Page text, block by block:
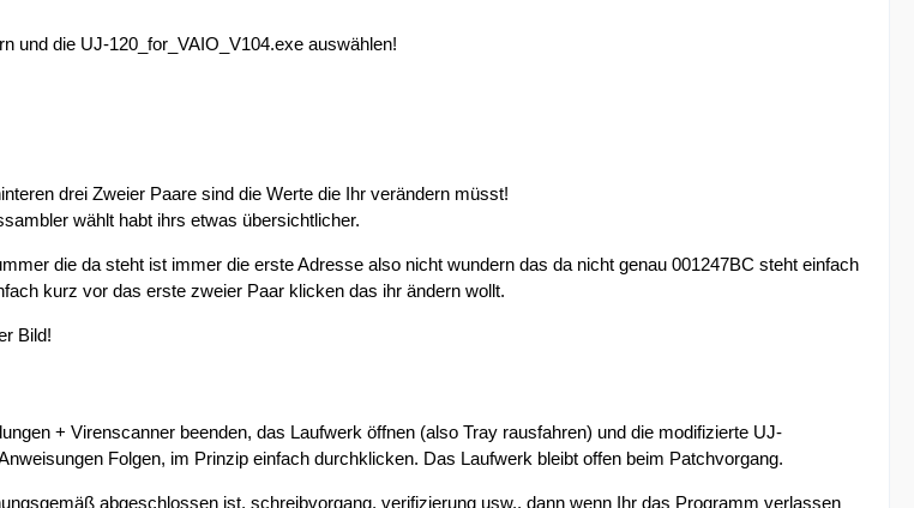
und die UJ-120_for_VAIO_V104.exe auswählen!
drei Zweier Paare sind die Werte die Ihr verändern müsst!
wählt habt ihrs etwas übersichtlicher.
die da steht ist immer die erste Adresse also nicht wundern das da nicht genau 001247BC steht einfach
kurz vor das erste zweier Paar klicken das ihr ändern wollt.
Bild!
+ Virenscanner beenden, das Laufwerk öffnen (also Tray rausfahren) und die modifizierte UJ-
Folgen, im Prinzip einfach durchklicken. Das Laufwerk bleibt offen beim Patchvorgang.
abgeschlossen ist, schreibvorgang, verifizierung usw., dann wenn Ihr das Programm verlassen